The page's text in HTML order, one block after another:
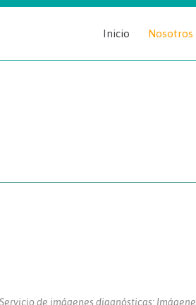
Inicio Nosotros
de imágenes diagnósticas: